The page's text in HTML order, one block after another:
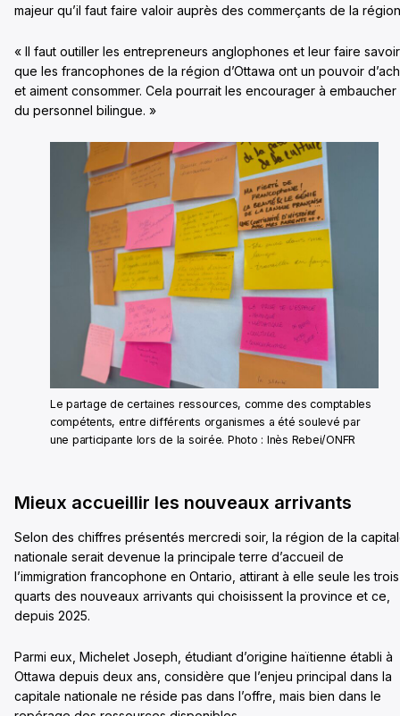
majeur qu’il faut faire valoir auprès des commerçants de la
« Il faut outiller les entrepreneurs anglophones et leur faire savoir
que les francophones de la région d’Ottawa ont un pouvoir
et aiment consommer. Cela pourrait les encourager à embaucher
du personnel bilingue. »
Le partage de certaines ressources, comme des comptables
compétents, entre différents organismes a été soulevé par
une participante lors de la soirée. Photo : Inès Rebei/ONFR
Mieux accueillir les nouveaux arrivants
Selon des chiffres présentés mercredi soir, la région de la
nationale serait devenue la principale terre d’accueil de
l’immigration francophone en Ontario, attirant à elle seule les trois
quarts des nouveaux arrivants qui choisissent la province et ce,
depuis 2025.
Parmi eux, Michelet Joseph, étudiant d’origine haïtienne établi à
Ottawa depuis deux ans, considère que l’enjeu principal dans la
capitale nationale ne réside pas dans l’offre, mais bien dans le